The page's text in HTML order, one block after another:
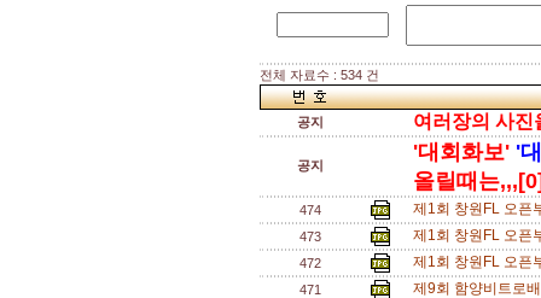
전체 자료수 : 534 건
공지 여러장의 사진
공지
'대회화보' '
올릴때는
474 제1회 창원FL 오픈
473 제1회 창원FL 오픈
472 제1회 창원FL 오픈
471 제9회 함양비트로